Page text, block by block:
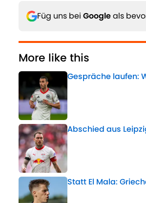
Füg uns bei Googleals
More like this
Gespräche laufen:
Abschied aus
Published by on Invalid
Statt El Mala: